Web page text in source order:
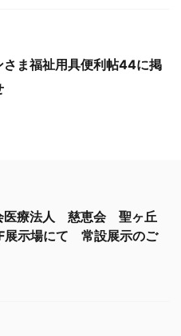
さま福祉用具便利帖44に掲
療法人 慈恵会 聖ヶ丘
示場にて 常設展示のご